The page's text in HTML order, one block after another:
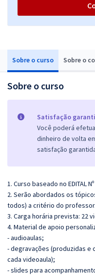
Sobre o curso Sobre o
Sobre o curso
Satisfação
Você poderá
dinheiro de volta
satisfação
1. Curso baseado no EDITAL
2. Serão abordados os
todos) a critério do professor.
3. Carga horária prevista: 22
4. Material de apoio
- audioaulas;
- degravações (produzidas e
cada videoaula);
- slides para